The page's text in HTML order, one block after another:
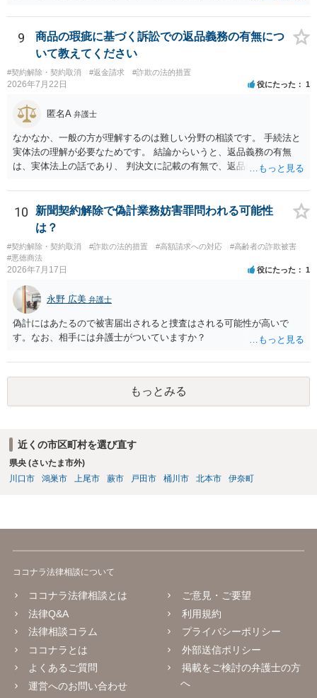
せることになるでしょう。見通しについては、実際の資料等を弁護士
に検討してもらう必要があると思います。弁護士費用は自由化されて
いますので個別に確認いただく必要がありますが、そもそも回収でき
るかどうかが問題になり得る事案であり、被害額の規模からみると、
仮に回収できたとしても弁護士費用を差し引いた実質回収分はかなり
少なくなる可能性もあるように思います。
9
商品の瑕疵に基づく訴訟での返品義務の有無につ
いて教えてください
#契約解除・契約取消 #返金請求 #詐欺の法的措置
2026年7月22日 役にたった 1
匿名A 弁護士
なかなか、一般の方が理解するのは難しい分野の相談です。 手続法と
実体法の理解が必要なためです。 結論からいうと、返品義務の有無
は、実体法上の話であり、 判決文に記載の有無で、返品義務の有無が
品せよ」と判決文に書かれていなくても、 全額支払い判決の前提とし
て、契約不適合責任を理由に契約を解除してれば、 原状回復義務とし
て、相談者さんは、商品の返品義務を負うことになります。 ただし、
訴訟上何等かの形で、返品義務の有無が争われ争点化していたが、 結
論として、返品義務が存在しないというような判断が判決理由中で下
されていれば、 相手は返品請求を再度主張できない可能性はあります
10
新聞契約解除で偽計業務妨害罪問われる可能性
は？
#契約解除・契約取消 #詐欺の法的措置 #高額請求への対応
#高齢者の詐欺被害
#悪徳商法
2026年7月17日 役にたった 1
永野 広美 弁護士
偽計にはあたるので被害届出されると捜査はされる可能性が高いで
す。なお、相手には弁護士がついていますか？
もっとみる
近くの市区町村を選び直す
県央 (さいたま市外)
川口市
鴻巣市 上尾市 蕨市 戸田市 桶川市 北本市 伊奈町
ココナラ法律相談について
ココナラ法律相談とは
法律Q&A
法律相談コラム
ココナラとは
よくあるご質問
運営へのお問い合わせ
ご意見・ご要望
利用規約
プライバシーポリシー
外部送信ポリシー
掲載をご検討の弁護士の方
へ